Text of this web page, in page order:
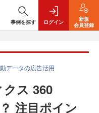
事例を探す ログイン
新規
会員登録
データの広告活用
クス 360
注目ポイン